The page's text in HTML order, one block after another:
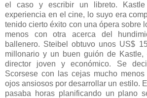
el caso y escribir un libreto.
experiencia en el cine, lo suyo era
tenido cierto éxito con una ópera sobre
menos con otra acerca del
ballenero. Steibel obtuvo unos US$
millonario y un buen guión de Kastle,
director joven y económico. Se
Scorsese con las cejas mucho
ojos ansiosos por desarrollar un estilo.
pasaba horas planificando un plano